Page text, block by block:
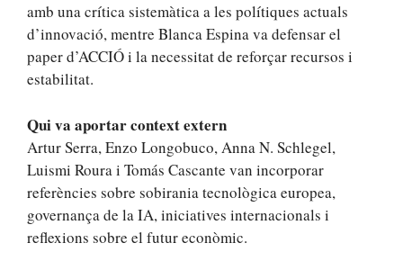
amb una crítica sistemàtica a les polítiques actuals
d’innovació, mentre Blanca Espina va defensar el
paper d’ACCIÓ i la necessitat de reforçar recursos i
estabilitat.
Qui va aportar context extern
Artur Serra, Enzo Longobuco, Anna N. Schlegel,
Luismi Roura i Tomás Cascante van incorporar
referències sobre sobirania tecnològica europea,
governança de la IA, iniciatives internacionals i
reflexions sobre el futur econòmic.